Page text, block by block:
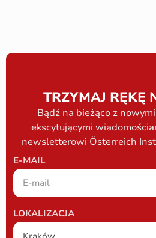
TRZYMAJ RĘKĘ
Bądź na bieżąco z
ekscytującymi
newsletterowi Österreich
E-MAIL
LOKALIZACJA